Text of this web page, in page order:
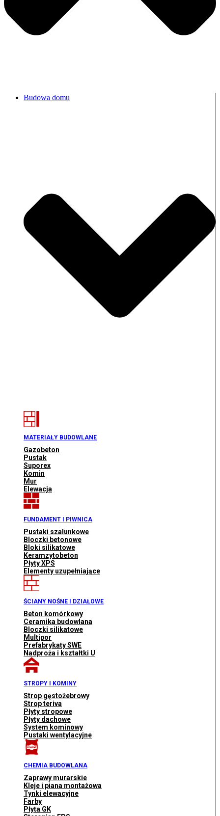
Budowa domu
MATERIAŁY BUDOWLANE
Gazobeton
Pustak
Suporex
Komin
Mur
Elewacja
FUNDAMENT I PIWNICA
Pustaki szalunkowe
Bloczki betonowe
Bloki silikatowe
Keramzytobeton
Płyty XPS
Elementy uzupełniające
ŚCIANY NOŚNE I DZIAŁOWE
Beton komórkowy
Ceramika budowlana
Bloczki silikatowe
Multipor
Prefabrykaty SWE
Nadproża i kształtki U
STROPY I KOMINY
Strop gęstożebrowy
Strop teriva
Płyty stropowe
Płyty dachowe
System kominowy
Pustaki wentylacyjne
CHEMIA BUDOWLANA
Zaprawy murarskie
Kleje i piana montażowa
Tynki elewacyjne
Farby
Płyta GK